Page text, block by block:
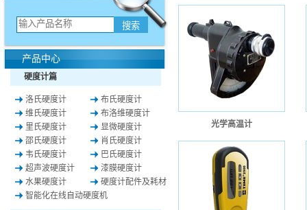
产品中心
硬度计篇
洛氏硬度计
布氏硬度计
维氏硬度计
布洛维硬度计
里氏硬度计
显微硬度计
邵氏硬度计
肖氏硬度计
韦氏硬度计
巴氏硬度计
超声波硬度计
漆膜硬度计
水果硬度计
硬度计配件及耗材
智能化在线自动硬度机
光学高温计